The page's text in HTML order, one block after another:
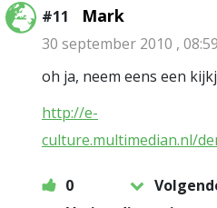
#11 Mark
30 september 2010 , 08:59
oh ja, neem eens een
http://e-
culture.multimedian.nl/
0